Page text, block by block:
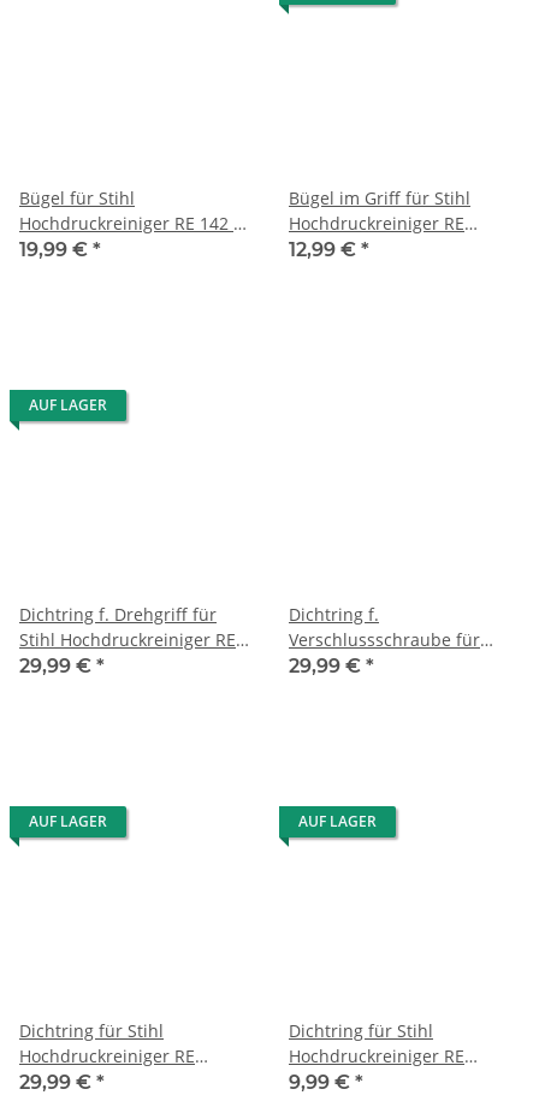
Bügel für Stihl
Hochdruckreiniger RE 142 K
PLUS/162 K PLUS
19,99 € *
Bügel im Griff für Stihl
Hochdruckreiniger RE
118/128
12,99 € *
AUF LAGER
Dichtring f. Drehgriff für
Stihl Hochdruckreiniger RE
118/128
29,99 € *
Dichtring f.
Verschlussschraube für
Stihl Hochdruckreiniger RE
29,99 € *
AUF LAGER
Dichtring für Stihl
Hochdruckreiniger RE
118/128 PLUS/143/163 usw.
29,99 € *
AUF LAGER
Dichtring für Stihl
Hochdruckreiniger RE
143/163 und Schaumdüse
9,99 € *